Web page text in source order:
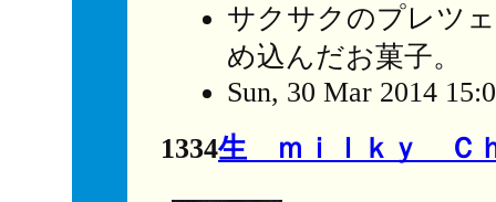
サクサクのプレツ
め込んだお菓子。
Sun, 30 Mar 2014
1334生 ｍｉｌｋｙ Ｃ